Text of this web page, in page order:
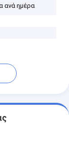
ανά ημέρα